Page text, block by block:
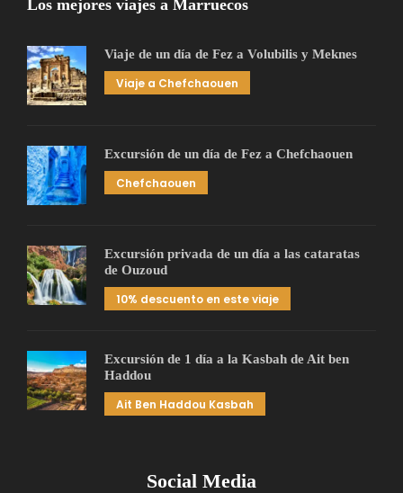
Los mejores viajes a Marruecos
Viaje de un día de Fez a Volubilis y Meknes
Viaje a Chefchaouen
Excursión de un día de Fez a Chefchaouen
Chefchaouen
Excursión privada de un día a las cataratas
de Ouzoud
10% descuento en este viaje
Excursión de 1 día a la Kasbah de Ait ben
Haddou
Ait Ben Haddou Kasbah
Social Media